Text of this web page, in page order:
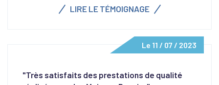
LIRE LE TÉMOIGNAGE
Le 11 / 07 / 2023
"Très satisfaits des prestations de qualité